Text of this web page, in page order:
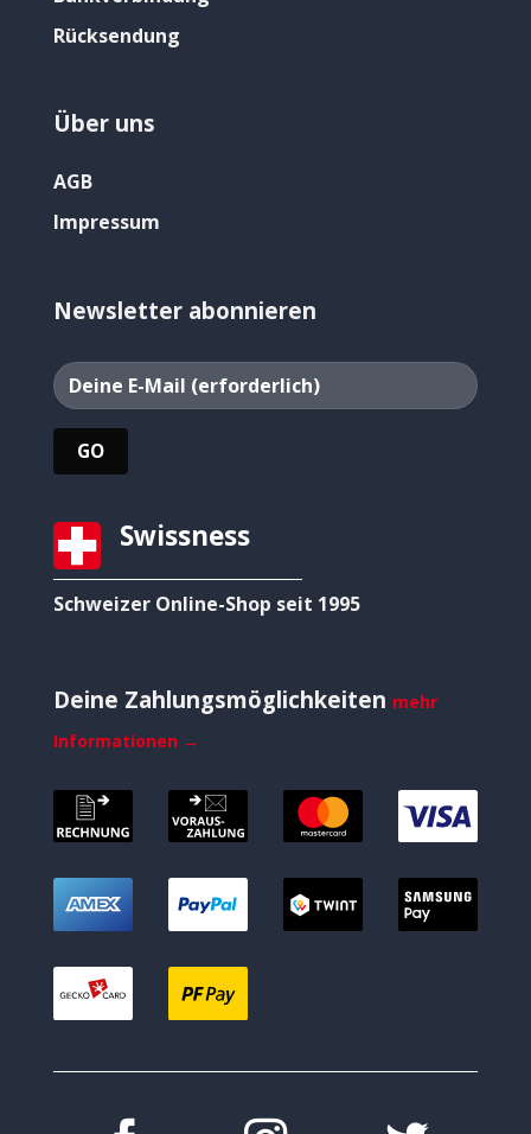
Rücksendung
Über uns
AGB
Impressum
Newsletter abonnieren
Swissness
Schweizer Online-Shop seit 1995
Deine Zahlungsmöglichkeiten mehr
Informationen →